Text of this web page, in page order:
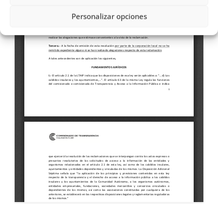
Personalizar opciones